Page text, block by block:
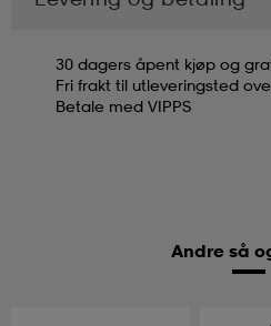
30 dagers åpent kjøp og
Fri frakt til utleveringsted
Betale med VIPPS
Andre så